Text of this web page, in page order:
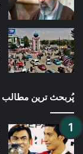
پُربحث ترین مطالب